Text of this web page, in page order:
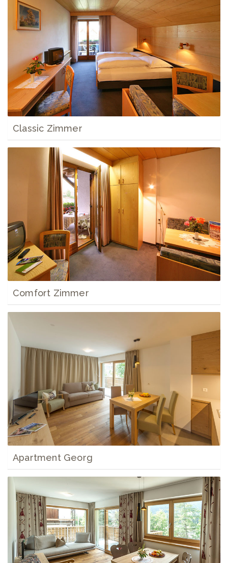
Classic Zimmer
Comfort Zimmer
Apartment Georg